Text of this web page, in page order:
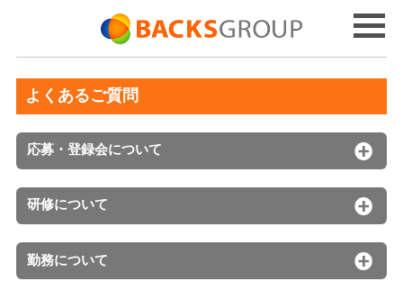
よくあるご質問
応募・登録会について
研修について
勤務について